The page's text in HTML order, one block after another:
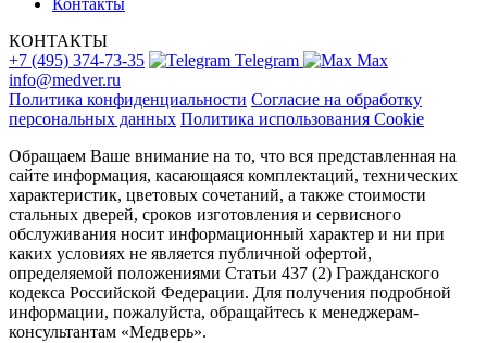
Контакты
КОНТАКТЫ
+7 (495) 374-73-35
Telegram
Max
info@medver.ru
Политика конфиденциальности Согласие на обработку
персональных данных Политика использования Cookie
Обращаем Ваше внимание на то, что вся представленная на
сайте информация, касающаяся комплектаций, технических
характеристик, цветовых сочетаний, а также стоимости
стальных дверей, сроков изготовления и сервисного
обслуживания носит информационный характер и ни при
каких условиях не является публичной офертой,
определяемой положениями Статьи 437 (2) Гражданского
кодекса Российской Федерации. Для получения подробной
информации, пожалуйста, обращайтесь к менеджерам-
консультантам «Медверь».